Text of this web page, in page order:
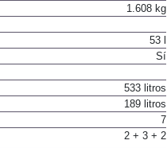
1.608 kg
53 l
Sí
533 litros
189 litros
7
2 + 3 + 2